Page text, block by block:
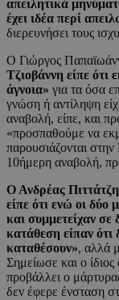
απειλητικά
έχει ιδέα περί
διερευνήσει τους
Ο Γιώργος
Τζιοβάννη είπε ότι
άγνοια» για τα όσα
γνώση ή αντίληψη
αναβολή, είπε, και
«προσπαθούμε να
παρουσιάζονται
10ήμερη αναβολή,
Ο Ανδρέας
είπε ότι ενώ οι δύο
και συμμετείχαν
κατάθεση είπαν
καταθέσουν», αλλά
Σημείωσε και ο
προβάλλει ο
δεν έφερε ένσταση